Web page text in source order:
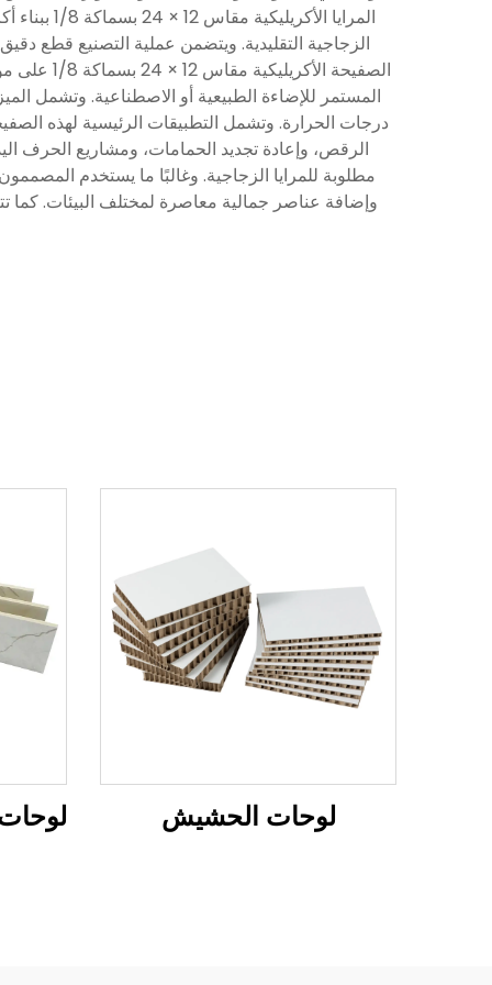
المرايا
الزجاجية التقليدية. ويتضمن عملية التصنيع قطع
المستمر للإضاءة الطبيعية أو الاصطناعية. وتشمل
الرقص، وإعادة تجديد الحمامات، ومشاريع الحرف
وإضافة عناصر جمالية معاصرة لمختلف البيئات. كما
لوحات الحشيش